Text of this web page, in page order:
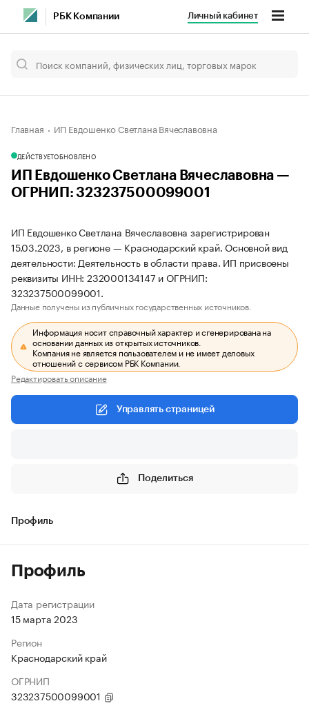
РБК Компании Личный кабинет
Главная ИП Евдошенко Светлана Вячеславовна
ДЕЙСТВУЕТОБНОВЛЕНО
ИП Евдошенко Светлана Вячеславовна —
ОГРНИП: 323237500099001
ИП Евдошенко Светлана Вячеславовна зарегистрирован
15.03.2023, в регионе — Краснодарский край. Основной вид
деятельности: Деятельность в области права. ИП присвоены
реквизиты ИНН: 232000134147 и ОГРНИП:
323237500099001.
Данные получены из публичных государственных источников.
Информация носит справочный характер и сгенерирована на
основании данных из открытых источников.
Компания не является пользователем и не имеет деловых
отношений с сервисом РБК Компании.
Редактировать описание
Управлять страницей
Поделиться
Профиль
Профиль
Дата регистрации
15 марта 2023
Регион
Краснодарский край
ОГРНИП
323237500099001